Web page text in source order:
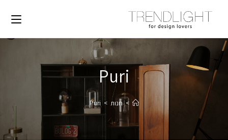
Puri
> חנות >
Puri